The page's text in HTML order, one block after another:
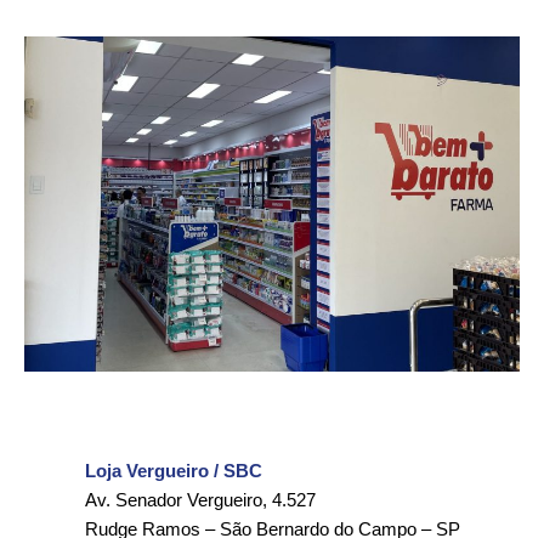
Loja Vergueiro/ SBC
Av. Senador Vergueiro, 4.527
Rudge Ramos – São Bernardo do Campo – SP